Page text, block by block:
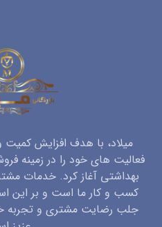
میلاد، با هدف افزایش
فعالیت های خود را در زمینه
بهداشتی آغاز کرد. خدمات
کسب و کار ما است و بر این
جلب رضایت مشتری و تجربه